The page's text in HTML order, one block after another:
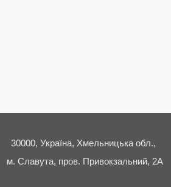
30000, Україна, Хмельницька обл.,
м. Славута, пров. Привокзальний, 2А